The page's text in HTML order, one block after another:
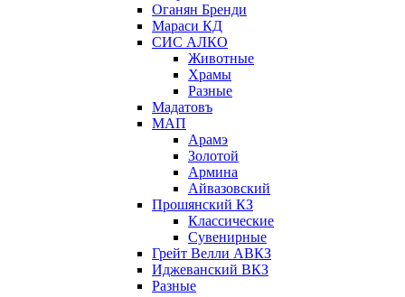
Оганян Бренди
Мараси КД
СИС АЛКО
Животные
Храмы
Разные
Мадатовъ
МАП
Арамэ
Золотой
Армина
Айвазовский
Прошянский КЗ
Классические
Сувенирные
Грейт Велли АВКЗ
Иджеванский ВКЗ
Разные